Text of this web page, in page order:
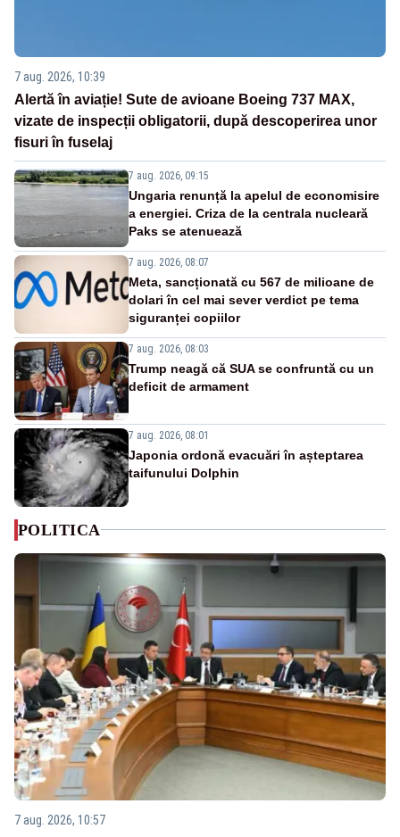
7 aug. 2026, 10:39
Alertă în aviație! Sute de avioane Boeing 737 MAX,
vizate de inspecții obligatorii, după descoperirea unor
fisuri în fuselaj
7 aug. 2026, 09:15
Ungaria renunță la apelul de economisire
a energiei. Criza de la centrala nucleară
Paks se atenuează
7 aug. 2026, 08:07
Meta, sancționată cu 567 de milioane de
dolari în cel mai sever verdict pe tema
siguranței copiilor
7 aug. 2026, 08:03
Trump neagă că SUA se confruntă cu un
deficit de armament
7 aug. 2026, 08:01
Japonia ordonă evacuări în așteptarea
taifunului Dolphin
POLITICA
7 aug. 2026, 10:57